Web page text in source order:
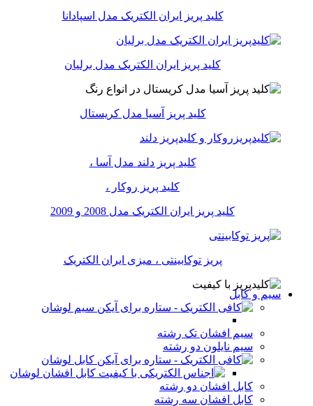
کلید پریز ایران الکتریک مدل اسپادانا
کلید پریز ایران الکتریک مدل برلیان
کلید پریز آسیا مدل کریستال
کلید پریز دلند مدل آسا ،
کلید پریز روکار ،
کلید پریز ایران الکتریک مدل 2008 و 2009
پریز توکابینتی ، میزی ایران الکتریک
سیم و کابل
سیم لوشان
سیم افشان تک رشته
سیم نایلون دو رشته
کابل لوشان
کابل افشان لوشان
کابل افشان دو رشته
کابل افشان سه رشته